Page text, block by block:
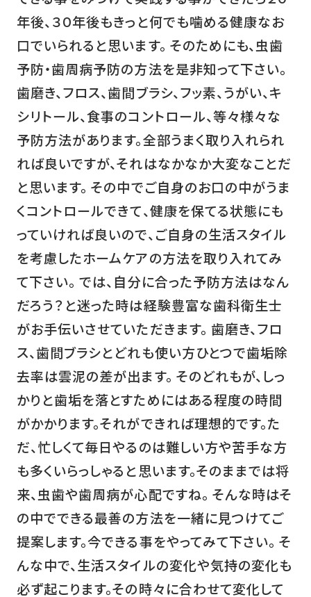
年後、３０年後もきっと何でも噛める健康なお
口でいられると思います。 そのためにも、虫歯
予防・歯周病予防の方法を是非知って下さい。
歯磨き、フロス、歯間ブラシ、フッ素、うがい、キ
シリトール、食事のコントロール、等々様々な
予防方法があります。全部うまく取り入れられ
れば良いですが、それはなかなか大変なことだ
と思います。 その中でご自身のお口の中がうま
くコントロールできて、健康を保てる状態にも
っていければ良いので、ご自身の生活スタイル
を考慮したホームケアの方法を取り入れてみ
て下さい。 では、自分に合った予防方法はなん
だろう？と迷った時は経験豊富な歯科衛生士
がお手伝いさせていただきます。 歯磨き、フロ
ス、歯間ブラシとどれも使い方ひとつで歯垢除
去率は雲泥の差が出ます。 そのどれもが、しっ
かりと歯垢を落とすためにはある程度の時間
がかかります。それができれば理想的です。た
だ、忙しくて毎日やるのは難しい方や苦手な方
も多くいらっしゃると思います。そのままでは将
来、虫歯や歯周病が心配ですね。 そんな時はそ
の中でできる最善の方法を一緒に見つけてご
提案します。今できる事をやってみて下さい。 そ
んな中で、生活スタイルの変化や気持の変化も
必ず起こります。その時々に合わせて変化して